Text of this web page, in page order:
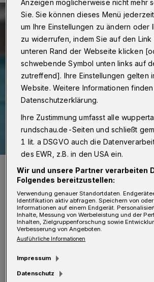
verfügbar.
Foto: Christoph Petersen
usnahmen sind: Personen
Anzeigen möglicherweise nicht mehr
Sie. Sie können dieses Menü
um Ihre Einstellungen zu ändern oder
zu widerrufen, indem Sie auf den Link
unteren Rand der Webseite klicken
schwebende Symbol unten links auf
zutreffend]. Ihre Einstellungen gelten
Website. Weitere Informationen
Datenschutzerklärung.
Ihre Zustimmung umfasst alle
rundschau.de-Seiten und schließt
1 lit. a DSGVO auch die
des EWR, z.B. in den USA ein.
Wir und unsere Partner verarbeiten
Folgendes bereitzustellen:
Verwendung genauer Standortdaten.
Identifikation aktiv abfragen. Speichern von
Informationen auf einem Endgerät.
Inhalte, Messung von Werbeleistung und der
Inhalten, Zielgruppenforschung sowie
Verbesserung von Angeboten.
Ausführliche Informationen
Impressum
Datenschutz